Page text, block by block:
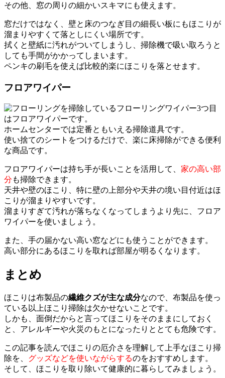
その他、窓の周りの細かいスキマにも使えます。
窓だけではなく、壁と床のつなぎ目の細長い板にもほこりが
溜まりやすくて落としにくい場所です。
拭くと壁紙に汚れがついてしまうし、掃除機で吸い取ろうと
しても手間がかかってしまいます。
ペンキの刷毛を使えば比較的楽にほこりを落とせます。
フロアワイパー
3つ目
はフロアワイパーです。
ホームセンターでは定番ともいえる掃除道具です。
使い捨てのシートをつけるだけで、楽に床掃除ができる便利
な商品です。
フロアワイパーは持ち手が長いことを活用して、 家の高い部
分 も掃除できます。
天井や壁のほこり、特に壁の上部分や天井の境い目付近はほ
こりが溜まりやすいです。
溜まりすぎて汚れが落ちなくなってしまうより先に、フロア
ワイパーを使いましょう。
また、手の届かない高い窓などにも使うことができます。
高い部分にあるほこりを取れば部屋が明るくなります。
まとめ
ほこりは布製品の繊維クズが主な成分なので、布製品を使っ
ている以上ほこり掃除は欠かせないことです。
しかも、面倒だからと言ってほこりをそのままにしておく
と、アレルギーや火災のもとになったりととても危険です。
この記事を読んでほこりの厄介さを理解して上手なほこり掃
除を、 グッズなどを使いながらするのをおすすめします。
そして、ほこりを取り除いて健康的に暮らしてみましょう。